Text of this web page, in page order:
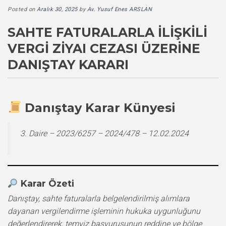
Posted on Aralık 30, 2025byAv. Yusuf Enes ARSLAN
SAHTE FATURALARLA İLIŞKILI
VERGI ZIYAI CEZASI ÜZERINE
DANIŞTAY KARARI
Danıştay Karar Künyesi
3. Daire – 2023/6257 – 2024/478 – 12.02.2024
Karar Özeti
Danıştay, sahte faturalarla belgelendirilmiş alımlara
dayanan vergilendirme işleminin hukuka uygunluğunu
değerlendirerek, temyiz başvurusunun reddine ve bölge